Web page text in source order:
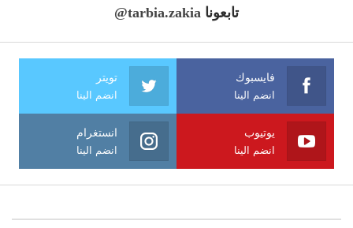
تابعونا @tarbia.zakia
فايسبوك
انضم الينا
تويتر
انضم الينا
يوتيوب
انضم الينا
انستغرام
انضم الينا